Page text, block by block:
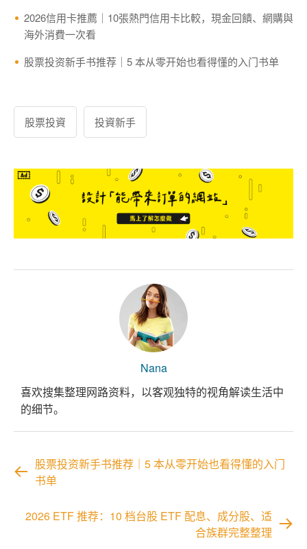
2026信用卡推薦｜10張熱門信用卡比較，現金回饋、網購與
海外消費一次看
股票投资新手书推荐｜5 本从零开始也看得懂的入门书单
股票投資 投資新手
Nana
喜欢搜集整理网路资料，以客观独特的视角解读生活中
的细节。
股票投资新手书推荐｜5 本从零开始也看得懂的入门
书单
2026 ETF 推荐：10 档台股 ETF 配息、成分股、适
合族群完整整理